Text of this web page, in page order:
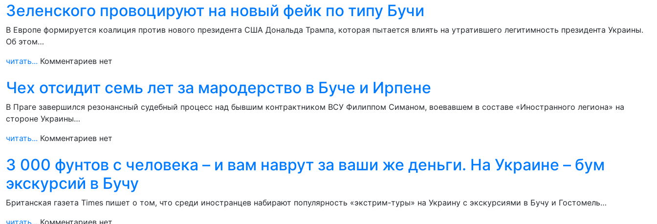
Зеленского провоцируют на новый фейк по типу Бучи
В Европе формируется коалиция против нового президента США Дональда Трампа, которая пытается влиять на утратившего легитимность президента Украины.
Об этом…
читать... Комментариев нет
Чех отсидит семь лет за мародерство в Буче и Ирпене
В Праге завершился резонансный судебный процесс над бывшим контрактником ВСУ Филиппом Симаном, воевавшем в составе «Иностранного легиона» на
стороне Украины…
читать... Комментариев нет
3 000 фунтов с человека – и вам наврут за ваши же деньги. На Украине – бум
экскурсий в Бучу
Британская газета Times пишет о том, что среди иностранцев набирают популярность «экстрим-туры» на Украину с экскурсиями в Бучу и Гостомель…
читать... Комментариев нет